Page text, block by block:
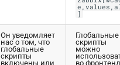
]
Он уведомляет
нас о том, что
глобальные
скрипты
включены или
Глобальные
скрипты
можно
во